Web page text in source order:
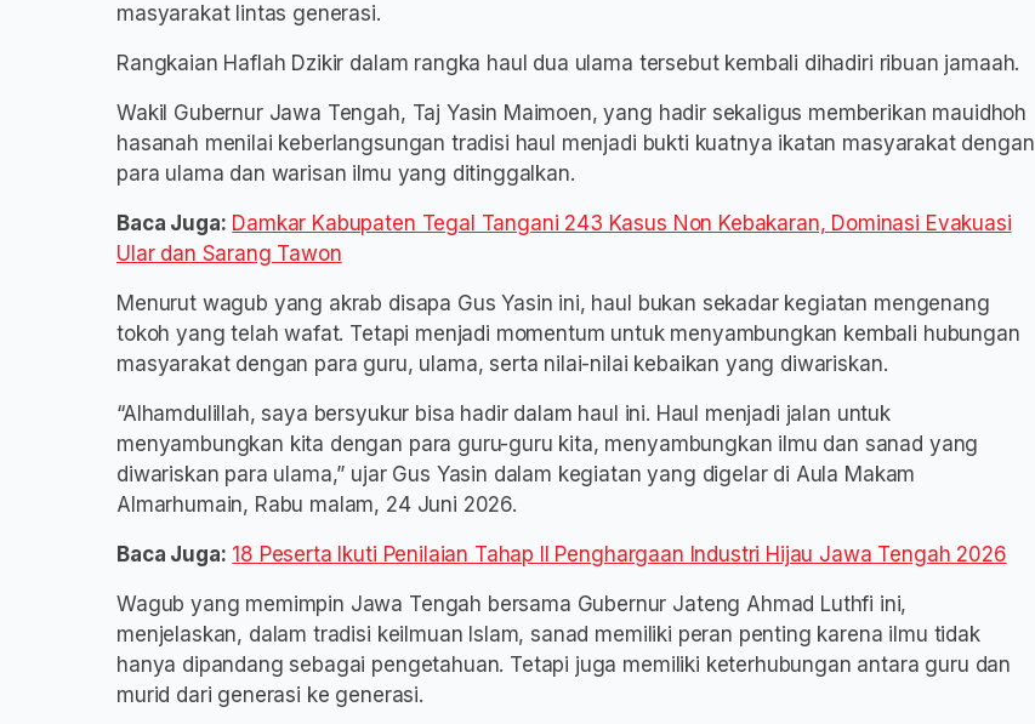
masyarakat lintas generasi.
Rangkaian Haflah Dzikir dalam rangka haul dua ulama tersebut kembali dihadiri ribuan jamaah.
Wakil Gubernur Jawa Tengah, Taj Yasin Maimoen, yang hadir sekaligus memberikan mauidhoh
hasanah menilai keberlangsungan tradisi haul menjadi bukti kuatnya ikatan masyarakat dengan
para ulama dan warisan ilmu yang ditinggalkan.
Baca Juga: Damkar Kabupaten Tegal Tangani 243 Kasus Non Kebakaran, Dominasi Evakuasi
Ular dan Sarang Tawon
Menurut wagub yang akrab disapa Gus Yasin ini, haul bukan sekadar kegiatan mengenang
tokoh yang telah wafat. Tetapi menjadi momentum untuk menyambungkan kembali hubungan
masyarakat dengan para guru, ulama, serta nilai-nilai kebaikan yang diwariskan.
“Alhamdulillah, saya bersyukur bisa hadir dalam haul ini. Haul menjadi jalan untuk
menyambungkan kita dengan para guru-guru kita, menyambungkan ilmu dan sanad yang
diwariskan para ulama,” ujar Gus Yasin dalam kegiatan yang digelar di Aula Makam
Almarhumain, Rabu malam, 24 Juni 2026.
Baca Juga: 18 Peserta Ikuti Penilaian Tahap II Penghargaan Industri Hijau Jawa Tengah 2026
Wagub yang memimpin Jawa Tengah bersama Gubernur Jateng Ahmad Luthfi ini,
menjelaskan, dalam tradisi keilmuan Islam, sanad memiliki peran penting karena ilmu tidak
hanya dipandang sebagai pengetahuan. Tetapi juga memiliki keterhubungan antara guru dan
murid dari generasi ke generasi.